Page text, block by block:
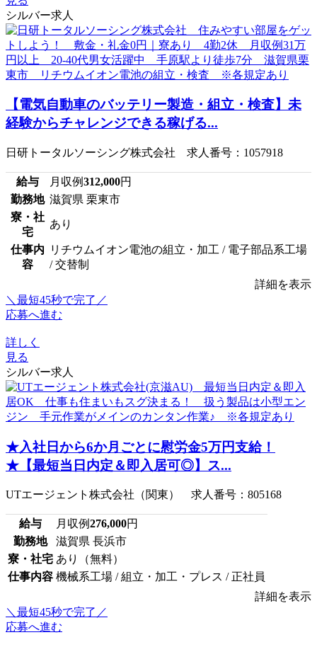
シルバー求人
【電気自動車のバッテリー製造・組立・検査】未
経験からチャレンジできる稼げる...
日研トータルソーシング株式会社 求人番号：1057918
給与 月収例312,000円
勤務地 滋賀県 栗東市
寮・社
宅
あり
仕事内
容
リチウムイオン電池の組立・加工 / 電子部品系工場
/ 交替制
詳細を表示
＼最短45秒で完了／
応募へ進む
詳しく
見る
シルバー求人
★入社日から6か月ごとに慰労金5万円支給！
★【最短当日内定＆即入居可◎】ス...
UTエージェント株式会社（関東） 求人番号：805168
給与 月収例276,000円
勤務地
滋賀県 長浜市
寮・社宅 あり（無料）
仕事内容 機械系工場 / 組立・加工・プレス / 正社員
詳細を表示
＼最短45秒で完了／
応募へ進む